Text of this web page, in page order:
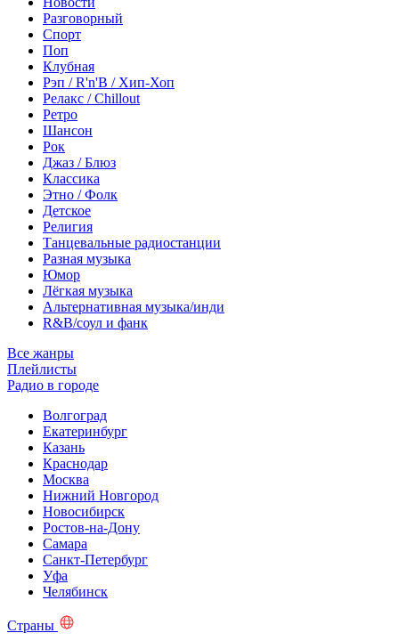
Разговорный
Спорт
Поп
Клубная
Рэп / R'n'B / Хип-Хоп
Релакс / Chillout
Ретро
Шансон
Рок
Джаз / Блюз
Классика
Этно / Фолк
Детское
Религия
Танцевальные радиостанции
Разная музыка
Юмор
Лёгкая музыка
Альтернативная музыка/инди
R&B/cоул и фанк
Все жанры
Плейлисты
Радио в городе
Волгоград
Екатеринбург
Казань
Краснодар
Москва
Нижний Новгород
Новосибирск
Ростов-на-Дону
Самара
Санкт-Петербург
Уфа
Челябинск
Страны